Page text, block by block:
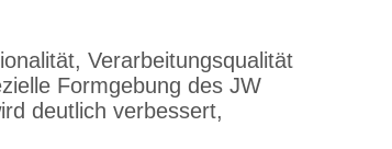
Verarbeitungsqualität
Formgebung des JW
deutlich verbessert,